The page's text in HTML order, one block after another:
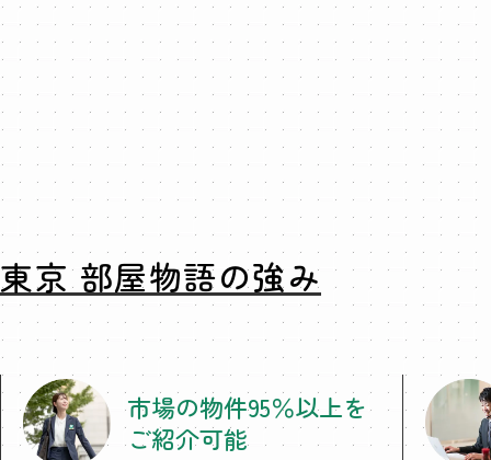
東京 部屋物語の強み
市場の物件95％以上を
ご紹介可能